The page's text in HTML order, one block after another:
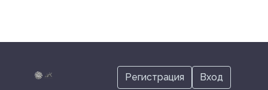
Регистрация Вход